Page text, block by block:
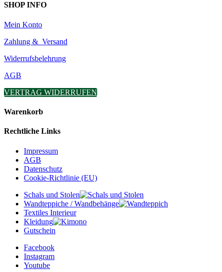
SHOP INFO
Mein Konto
Zahlung & Versand
Widerrufsbelehrung
AGB
VERTRAG WIDERRUFEN
Warenkorb
Rechtliche Links
Impressum
AGB
Datenschutz
Cookie-Richtlinie (EU)
Schals und Stolen
Wandteppiche / Wandbehänge
Textiles Interieur
Kleidung
Gutschein
Facebook
Instagram
Youtube